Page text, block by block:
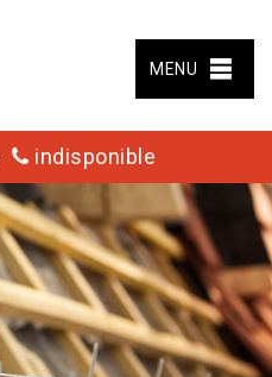
MENU
indisponible